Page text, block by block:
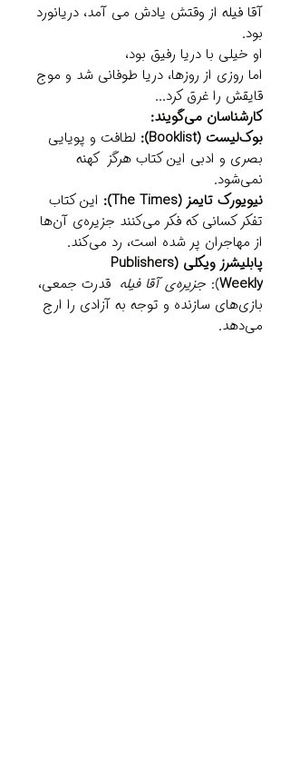
آقا فیله از وقتش یادش می آمد، دریانورد
بود.
او خیلی با دریا رفیق بود،
اما روزی از روزها، دریا طوفانی شد و موج
قایقش را غرق کرد...
کارشناسان می‌گویند:
بوک‌لیست (Booklist
): لطافت و پویایی
بصری و ادبی این کتاب هرگز کهنه
نمی‌شود.
نیویورک تایمز (The Times
): این کتاب
تفکر کسانی که فکر می‌کنند جزیره‌ی آن‌ها
از مهاجران پر شده است، رد می‌کند.
پابلیشرز ویکلی (Publishers
Weekly
): جزیره‌ی آقا فیله قدرت جمعی،
بازی‌های سازنده و توجه به آزادی را ارج
می‌دهد.